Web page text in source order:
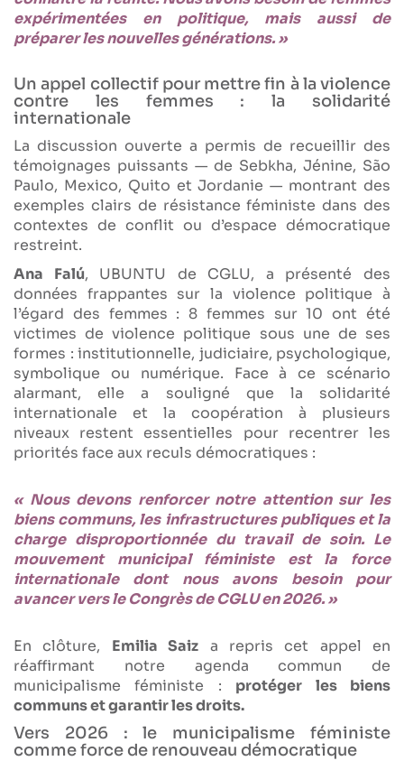
expérimentées en politique, mais aussi de
préparer les nouvelles générations. »
Un appel collectif pour mettre fin à la violence
contre les femmes : la solidarité
internationale
La discussion ouverte a permis de recueillir des
témoignages puissants — de Sebkha, Jénine, São
Paulo, Mexico, Quito et Jordanie — montrant des
exemples clairs de résistance féministe dans des
contextes de conflit ou d’espace démocratique
restreint.
Ana Falú, UBUNTU de CGLU, a présenté des
données frappantes sur la violence politique à
l’égard des femmes : 8 femmes sur 10 ont été
victimes de violence politique sous une de ses
formes : institutionnelle, judiciaire, psychologique,
symbolique ou numérique. Face à ce scénario
alarmant, elle a souligné que la solidarité
internationale et la coopération à plusieurs
niveaux restent essentielles pour recentrer les
priorités face aux reculs démocratiques :
« Nous devons renforcer notre attention sur les
biens communs, les infrastructures publiques et la
charge disproportionnée du travail de soin. Le
mouvement municipal féministe est la force
internationale dont nous avons besoin pour
avancer vers le Congrès de CGLU en 2026. »
En clôture, Emilia Saiz a repris cet appel en
réaffirmant notre agenda commun de
municipalisme féministe : protéger les biens
communs et garantir les droits.
Vers 2026 : le municipalisme féministe
comme force de renouveau démocratique